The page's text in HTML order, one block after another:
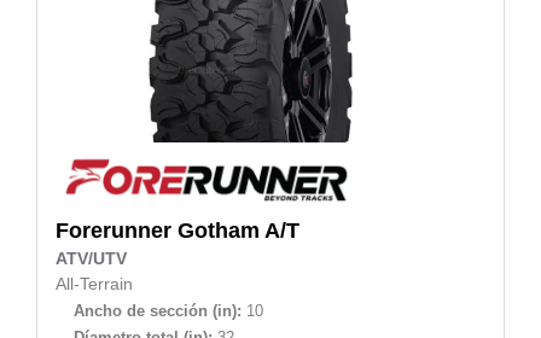
Forerunner Gotham A/T
ATV/UTV
All-Terrain
Ancho de sección (in): 10